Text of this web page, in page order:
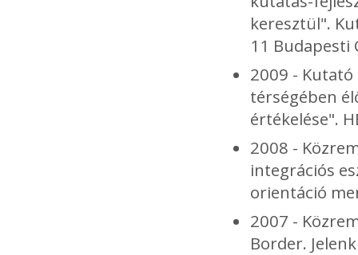
keresztül".
11 Budapesti
2009 - Kutató
térségében
értékelése".
2008 -
integrációs
orientáció
2007 -
Border.